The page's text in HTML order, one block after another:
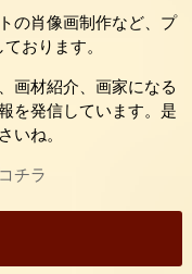
の肖像画制作など、プ
おります。
画材紹介、画家になる
を発信しています。是
いね。
チラ